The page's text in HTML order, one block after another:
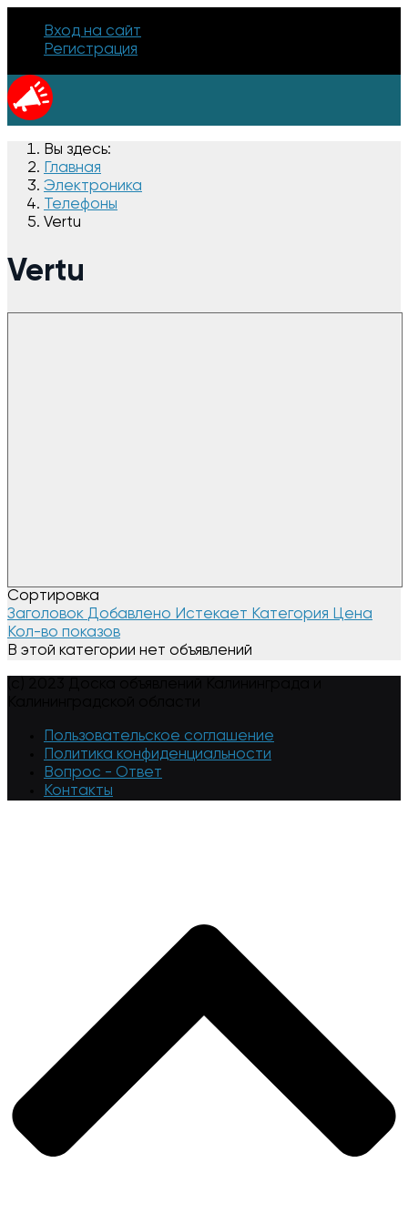
Вход на сайт
Регистрация
Вы здесь:
Главная
Электроника
Телефоны
Vertu
Vertu
Сортировка
Заголовок Добавлено Истекает Категория Цена
Кол-во показов
В этой категории нет объявлений
Пользовательское соглашение
Политика конфиденциальности
Вопрос - Ответ
Контакты